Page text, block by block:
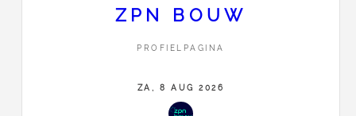
050 211 30 91
Stuur ZPN Bouw een bericht
ZPN BOUW
PROFIELPAGINA
ZA, 8 AUG 2026